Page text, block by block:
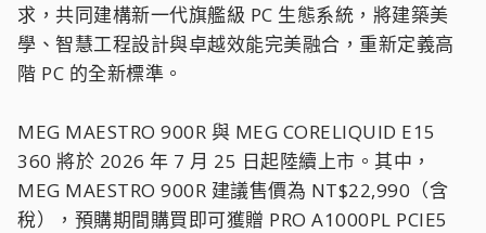
求，共同建構新一代旗艦級 PC 生態系統，將建築美
學、智慧工程設計與卓越效能完美融合，重新定義高
階 PC 的全新標準。
MEG MAESTRO 900R 與 MEG CORELIQUID E15
360 將於 2026 年 7 月 25 日起陸續上市。其中，
MEG MAESTRO 900R 建議售價為 NT$22,990（含
稅），預購期間購買即可獲贈 PRO A1000PL PCIE5